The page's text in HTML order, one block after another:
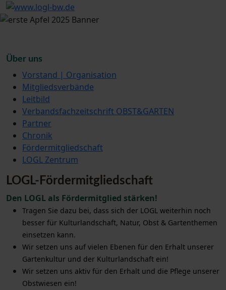
Über uns
Vorstand | Organisation
Mitgliedsverbände
Leitbild
Verbandsfachzeitschrift OBST&GARTEN
Partner
Chronik
Fördermitgliedschaft
LOGL Zentrum
LOGL-Fördermitgliedschaft
Den LOGL als Fördermitglied stärken!
Tragen Sie dazu bei, dass sich der LOGL weiterhin noch
besser für Kulturlandschaft, Natur, Obst & Gartenthemen
einsetzen kann.
Wir setzen uns auf vielen Ebenen für den Erhalt unserer
Gartenkultur und der Kulturlandschaft ein!
Wir setzen uns aktiv für den Erhalt und die Pflege unserer
Obstwiesen ein!